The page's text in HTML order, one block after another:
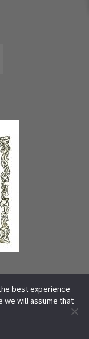
號
ALL RIGHTS
加拿大總部,版權所有]
THE GOOGLE
best experience
we will assume that